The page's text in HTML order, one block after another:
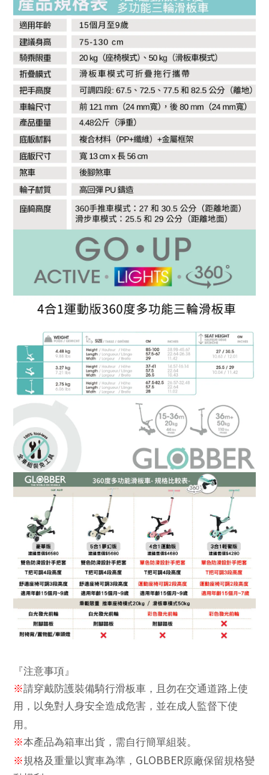
『注意事項』
※請穿戴防護裝備騎行滑板車，且勿在交通道路上使
用，以免對人身安全造成危害，並在成人監督下使
用。
※本產品為箱車出貨，需自行簡單組裝。
※規格及重量以實車為準， GLOBBER原廠保留規格變